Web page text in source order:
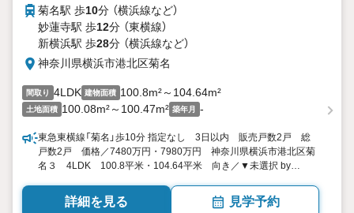
菊名駅 歩10分 （横浜線など）
妙蓮寺駅 歩12分 （東横線）
新横浜駅 歩28分 （横浜線など）
神奈川県横浜市港北区菊名
間取り 4LDK 建物面積 100.8m²～104.64m²
土地面積 100.08m²～100.47m² 築年月 -
東急東横線「菊名」歩10分 指定なし 3日以内 販売戸数2戸 総
戸数2戸 価格／7480万円・7980万円 神奈川県横浜市港北区菊
名３ 4LDK 100.8平米・104.64平米 向き／▼未選択 by
詳細を見る 見学予約